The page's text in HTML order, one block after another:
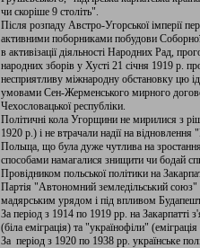
чи скоріше 9 століть".
Після розпаду Австро-Угорської імперії
активними поборниками побудови
в активізації діяльності Народних Рад,
народних зборів у Хусті 21 січня 1919 р.
несприятливу міжнародну обстановку цю
умовами Сен-Жерменського мирного
Чехословацької республіки.
Політичні кола Угорщини не мирилися з
1920 р.) і не втрачали надії на
Польща, що була дуже чутлива на
способами намагалися знищити чи бодай
Провідником польської політики на
Партія "Автономний земледільський
мадярським урядом і під впливом
За період з 1914 по 1919 рр. на Закарпатті
(біла еміграція) та "українофіли"
За період з 1920 по 1938 рр. українське